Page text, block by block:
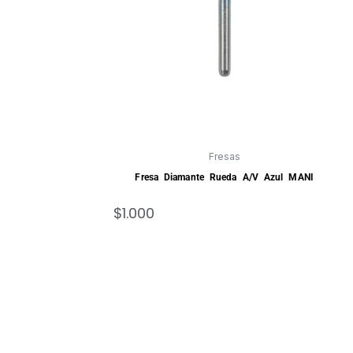
Fresas
Fresa Diamante Rueda A/V Azul MANI
$1.000